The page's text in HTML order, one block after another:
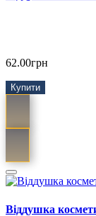
62.00грн
Купити
Віддушка